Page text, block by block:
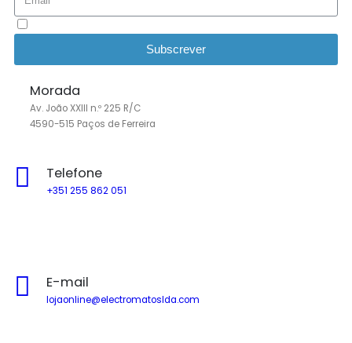
Subscrever
Morada
Av. João XXIII n.º 225 R/C
4590-515 Paços de Ferreira
Telefone
+351 255 862 051
E-mail
lojaonline@electromatoslda.com